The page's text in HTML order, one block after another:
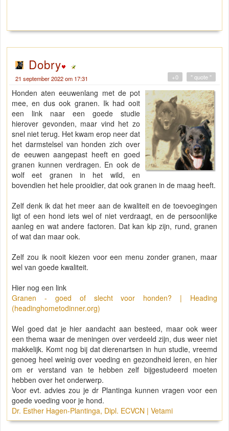
Dobry
21 september 2022 om 17:31 " quote "
+0
Honden aten eeuwenlang met de pot
mee, en dus ook granen. Ik had ooit
een link naar een goede studie
hierover gevonden, maar vind het zo
snel niet terug. Het kwam erop neer dat
het darmstelsel van honden zich over
de eeuwen aangepast heeft en goed
granen kunnen verdragen. En ook de
wolf eet granen in het wild, en
bovendien het hele prooidier, dat ook granen in de maag heeft.
Zelf denk ik dat het meer aan de kwaliteit en de toevoegingen
ligt of een hond iets wel of niet verdraagt, en de persoonlijke
aanleg en wat andere factoren. Dat kan kip zijn, rund, granen
of wat dan maar ook.
Zelf zou ik nooit kiezen voor een menu zonder granen, maar
wel van goede kwaliteit.
Hier nog een link
Granen - goed of slecht voor honden? | Heading
(headinghometodinner.org)
Wel goed dat je hier aandacht aan besteed, maar ook weer
een thema waar de meningen over verdeeld zijn, dus weer niet
makkelijk. Komt nog bij dat dierenartsen in hun studie, vreemd
genoeg heel weinig over voeding en gezondheid leren, en hier
om er verstand van te hebben zelf bijgestudeerd moeten
hebben over het onderwerp.
Voor evt. advies zou je dr Plantinga kunnen vragen voor een
goede voeding voor je hond.
Dr. Esther Hagen-Plantinga, Dipl. ECVCN | Vetami